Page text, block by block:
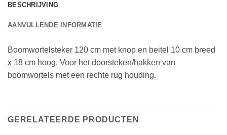
BESCHRIJVING
AANVULLENDE INFORMATIE
Boomwortelsteker 120 cm met knop en beitel 10 cm breed
x 18 cm hoog. Voor het doorsteken/hakken van
boomwortels met een rechte rug houding.
GERELATEERDE PRODUCTEN